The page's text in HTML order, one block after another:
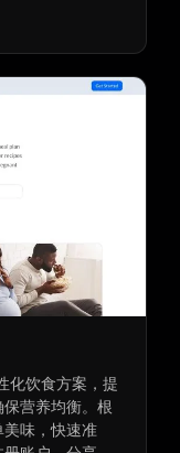
化饮食方案，提
营养均衡。根
味，快速准